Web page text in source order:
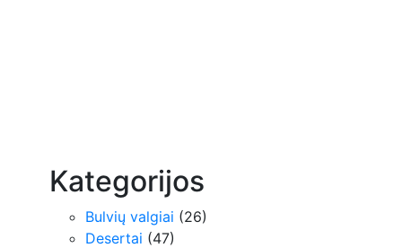
Kategorijos
Bulvių valgiai (26)
Desertai (47)